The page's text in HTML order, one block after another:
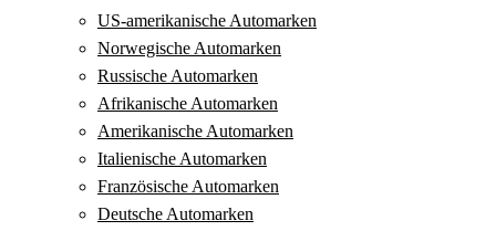
US-amerikanische Automarken
Norwegische Automarken
Russische Automarken
Afrikanische Automarken
Amerikanische Automarken
Italienische Automarken
Französische Automarken
Deutsche Automarken